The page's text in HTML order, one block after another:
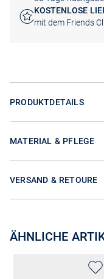
KOSTENLOSE
mit dem Friends
PRODUKTDETAILS
MATERIAL & PFLEGE
VERSAND & RETOURE
ÄHNLICHE